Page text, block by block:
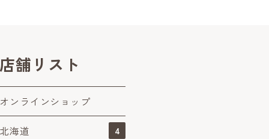
店舗リスト
オンラインショップ
北海道 4